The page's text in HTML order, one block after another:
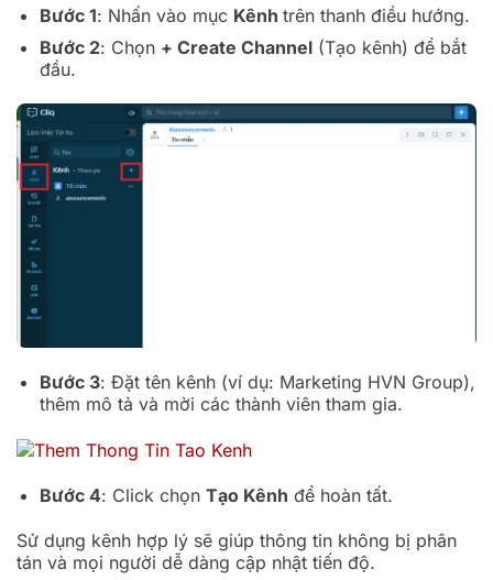
Bước 1: Nhấn vào mục Kênh trên thanh điều hướng.
Bước 2: Chọn + Create Channel(Tạo kênh) để bắt
đầu.
Bước 3: Đặt tên kênh (ví dụ: Marketing HVN Group),
thêm mô tả và mời các thành viên tham gia.
Bước 4: Click chọn Tạo Kênh để hoàn tất.
Sử dụng kênh hợp lý sẽ giúp thông tin không bị phân
tán và mọi người dễ dàng cập nhật tiến độ.